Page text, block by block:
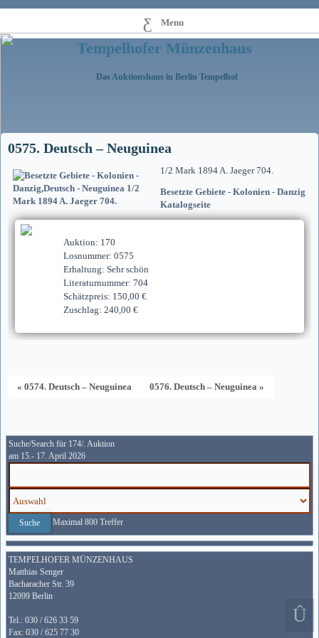
Menu
Tempelhofer Münzenhaus
Das Auktionshaus in Berlin Tempelhof
0575. Deutsch – Neuguinea
1/2 Mark 1894 A. Jaeger 704.
Besetzte Gebiete - Kolonien - Danzig
Katalogseite
Auktion: 170
Losnummer: 0575
Erhaltung: Sehr schön
Literaturnummer: 704
Schätzpreis: 150,00 €
Zuschlag: 240,00 €
« 0574. Deutsch – Neuguinea 0576. Deutsch – Neuguinea »
Suche/Search für 174/. Auktion
am 15.- 17. April 2026
Maximal 800 Treffer
TEMPELHOFER MÜNZENHAUS
Matthias Senger
Bacharacher Str. 39
12099 Berlin
Tel.: 030 / 626 33 59
Fax: 030 / 625 77 30